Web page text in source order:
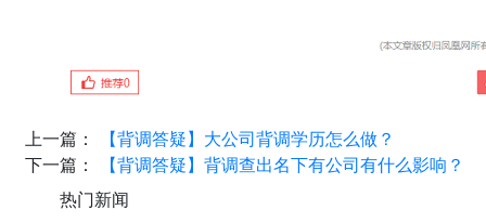
上一篇：
【背调答疑】大公司背调学历怎么做？
下一篇：
【背调答疑】背调查出名下有公司有什么影响？
热门新闻